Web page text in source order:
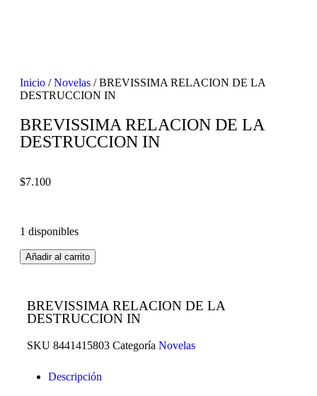
Inicio /Novelas / BREVISSIMA RELACION DE LA
DESTRUCCION IN
BREVISSIMA RELACION DE LA
DESTRUCCION IN
$7.100
1 disponibles
Añadir al carrito
BREVISSIMA RELACION DE LA
DESTRUCCION IN
SKU 8441415803 Categoría Novelas
Descripción